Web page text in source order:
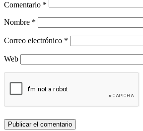
Comentario *
Nombre *
Correo electrónico *
Web